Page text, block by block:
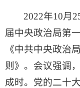
2022年10月
届中央政治局第
《中共中央政治
则》。会议强调
成时。党的二十